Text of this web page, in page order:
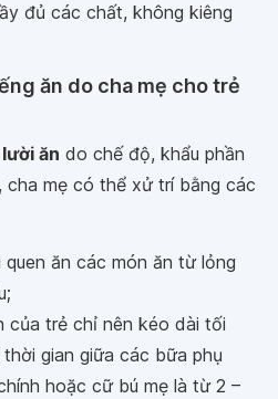
đủ các chất, không kiêng
ăn do cha mẹ cho trẻ
ăn do chế độ, khẩu phần
cha mẹ có thể xử trí bằng các
ăn các món ăn từ lỏng
của trẻ chỉ nên kéo dài tối
gian giữa các bữa phụ
hoặc cữ bú mẹ là từ 2 –